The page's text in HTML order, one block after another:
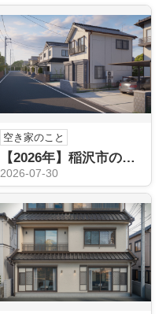
空き家のこと
【2026年】稲沢市の空き家売却はどうする？不動産会社の選び方と手順を解説
2026-07-30